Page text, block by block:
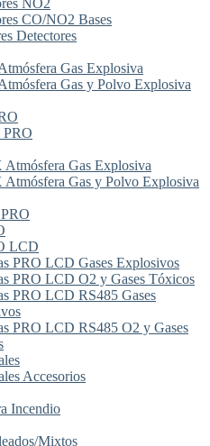
NO2
CO/NO2 Bases
Detectores
Gas Explosiva
Gas y Polvo Explosiva
Gas Explosiva
Gas y Polvo Explosiva
LCD
PRO LCD Gases Explosivos
PRO LCD O2 y Gases Tóxicos
PRO LCD RS485 Gases
PRO LCD RS485 O2 y Gases
Accesorios
Incendio
Mixtos